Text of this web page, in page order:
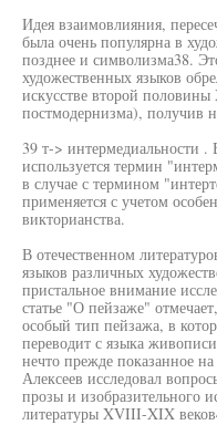
Идея взаимовлияния,
была очень популярна в
позднее и символизма38.
художественных языков
искусстве второй
постмодернизма), получив
39 т-> интермедиальности
используется термин
в случае с термином
применяется с учетом
викторианства.
В отечественном
языков различных
пристальное внимание
статье "О пейзаже"
особый тип пейзажа, в
переводит с языка
нечто прежде показанное
Алексеев исследовал
прозы и изобразительного
литературы XVIII-XIX